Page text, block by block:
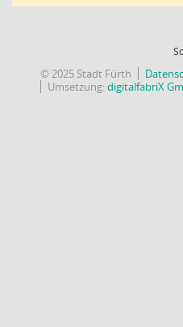
© 2025 Stadt Fürth
Umsetzung:digitalfabriX